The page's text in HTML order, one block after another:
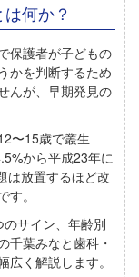
何か？
保護者が子どもの
かを判断するため
んが、早期発見の
〜15歳で叢生
から平成23年に
は放置するほど改
。
のサイン、年齢別
千葉みなと歯科・
く解説します。